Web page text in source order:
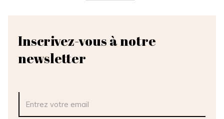
Inscrivez-vous à notre
newsletter